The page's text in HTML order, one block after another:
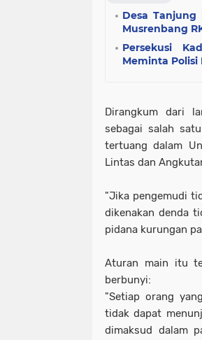
Desa Tanjung
Musrenbang
Persekusi
Meminta Polisi
Dirangkum dari
sebagai salah
tertuang dalam
Lintas dan
"Jika pengemudi
dikenakan denda
pidana kurungan
Aturan main itu
berbunyi:
"Setiap orang
tidak dapat
dimaksud dalam